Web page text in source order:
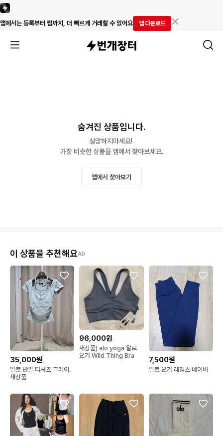
앱에서는 등록부터 찜까지, 더 빠르게 거래할 수 있어요 앱 다운로드
숨겨진 상품입니다.
실망하지마세요!
가장 비슷한 상품을 앱에서 찾아보세요.
앱에서 찾아보기
이 상품을 추천해요AD
35,000원
알로 반팔 티셔츠 그레이.
새상품
96,000원
새상품) alo yoga 알로
요가 Wild Thing Bra
7,500원
알로 요가 레깅스 네이비